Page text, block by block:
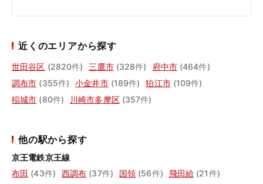
近くのエリアから探す
世田谷区 (2820件) 三鷹市 (328件) 府中市 (464件)
調布市 (355件) 小金井市 (189件) 狛江市 (109件)
稲城市 (80件) 川崎市多摩区 (357件)
他の駅から探す
京王電鉄京王線
布田 (43件) 西調布 (37件) 国領 (56件) 飛田給 (21件)